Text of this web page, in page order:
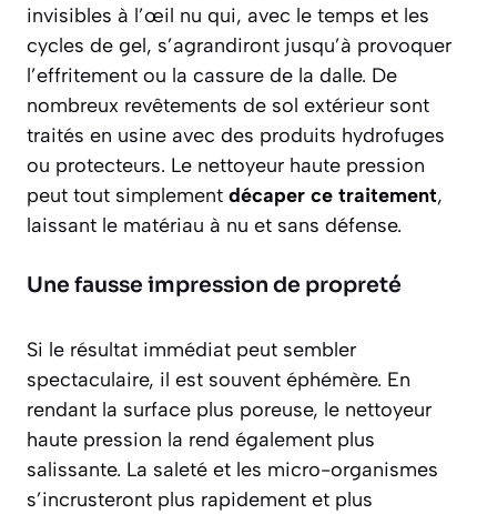
invisibles à l’œil nu qui, avec le temps et les
cycles de gel, s’agrandiront jusqu’à provoquer
l’effritement ou la cassure de la dalle. De
nombreux revêtements de sol extérieur sont
traités en usine avec des produits hydrofuges
ou protecteurs. Le nettoyeur haute pression
peut tout simplement décaper ce traitement,
laissant le matériau à nu et sans défense.
Une fausse impression de propreté
Si le résultat immédiat peut sembler
spectaculaire, il est souvent éphémère. En
rendant la surface plus poreuse, le nettoyeur
haute pression la rend également plus
salissante. La saleté et les micro-organismes
s’incrusteront plus rapidement et plus